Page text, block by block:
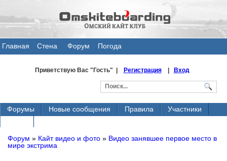
Главная
Стена
Форум Погода
Приветствую Вас"Гость" | Регистрация| Вход
Форумы Новые сообщения Правила
Участники
Форум » Кайт видео и фото » Видео занявшее первое место в
мире экстрима